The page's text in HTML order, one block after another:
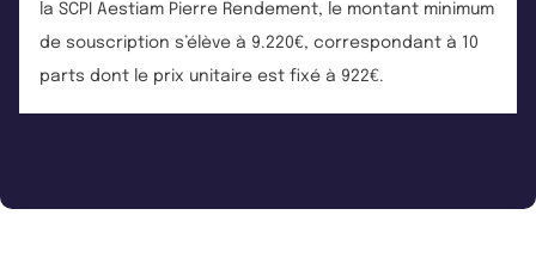
la SCPI Aestiam Pierre Rendement, le montant minimum
de souscription s’élève à 9.220€, correspondant à 10
parts dont le prix unitaire est fixé à 922€.